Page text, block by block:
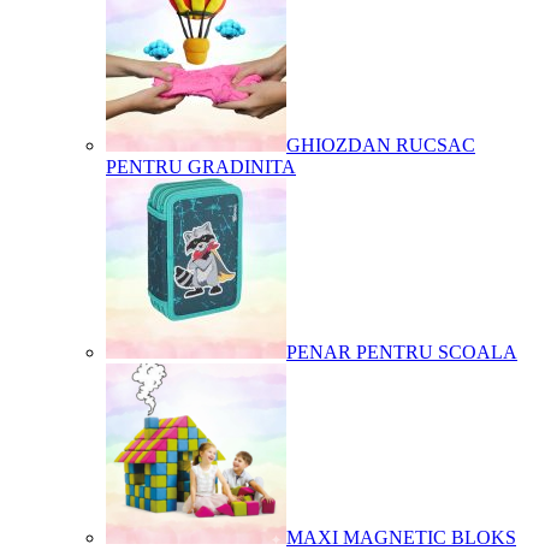
GHIOZDAN RUCSAC
PENTRU GRADINITA
PENAR PENTRU SCOALA
MAXI MAGNETIC BLOKS